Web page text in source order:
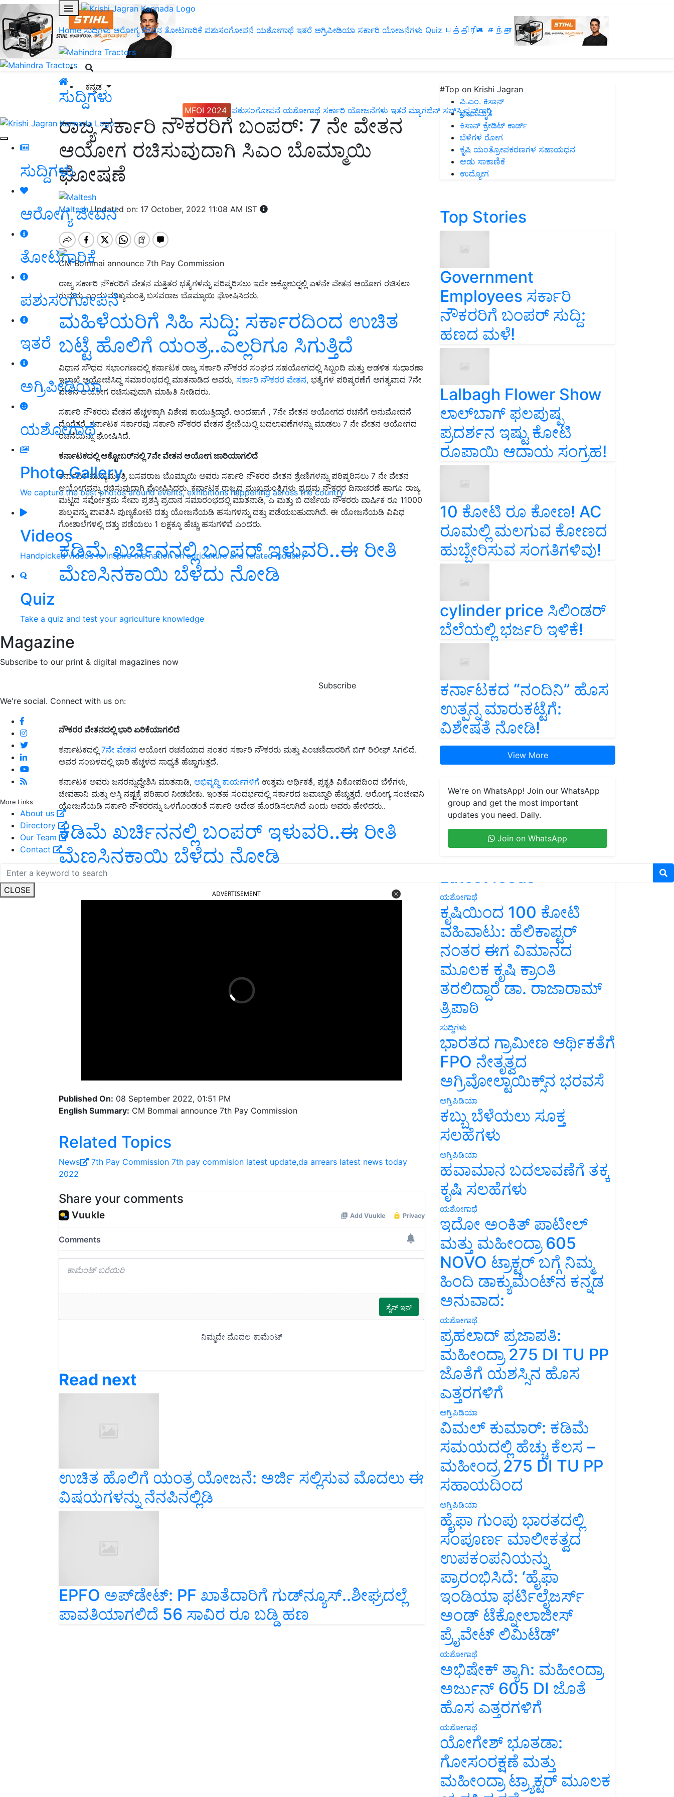
Home ಸುದ್ದಿಗಳು ಆರೋಗ್ಯ ಜೀವನ ತೋಟಗಾರಿಕೆ ಪಶುಸಂಗೋಪನೆ ಯಶೋಗಾಥೆ ಇತರೆ ಅಗ್ರಿಪೀಡಿಯಾ ಸರ್ಕಾರಿ ಯೋಜನೆಗಳು Quiz பத்திரிகை சந்தா
ಕನ್ನಡ
MFOI 2024 ಪಶುಸಂಗೋಪನೆ ಯಶೋಗಾಥೆ ಸರ್ಕಾರಿ ಯೋಜನೆಗಳು ಇತರೆ ಮ್ಯಾಗಜಿನ್‌ ಸಬ್‌ಸ್ಕ್ರಿಪ್ಷನ್‌ಗಾಗಿ
ಸುದ್ದಿಗಳು
ಆರೋಗ್ಯ ಜೀವನ
ತೋಟಗಾರಿಕೆ
ಪಶುಸಂಗೋಪನೆ
ಇತರೆ
ಅಗ್ರಿಪೀಡಿಯಾ
ಯಶೋಗಾಥೆ
Photo Gallery
We capture the best photos around events, exhibitions happening across the country
Videos
Handpicked videos to inspire the nation on agriculture and related industry
Quiz
Take a quiz and test your agriculture knowledge
Magazine
Subscribe to our print & digital magazines now
Subscribe
We're social. Connect with us on:
More Links
About us
Directory
Our Team
Contact
CLOSE
ಸುದ್ದಿಗಳು
ರಾಜ್ಯ ಸರ್ಕಾರಿ ನೌಕರರಿಗೆ ಬಂಪರ್‌: 7 ನೇ ವೇತನ
ಆಯೋಗ ರಚಿಸುವುದಾಗಿ ಸಿಎಂ ಬೊಮ್ಮಾಯಿ
ಘೋಷಣೆ
MalteshUpdated on: 17 October, 2022 11:08 AM IST
CM Bommai announce 7th Pay Commission
ರಾಜ್ಯ ಸರ್ಕಾರಿ ನೌಕರರಿಗೆ ವೇತನ ಮತ್ತಿತರ ಭತ್ಯೆಗಳನ್ನು ಪರಿಷ್ಕರಿಸಲು ಇದೇ ಅಕ್ಟೋಬರ್‍ನಲ್ಲಿ ಏಳನೇ ವೇತನ ಆಯೋಗ ರಚಿಸಲಾ
ಗುವುದು ಎಂದು ಮುಖ್ಯಮಂತ್ರಿ ಬಸವರಾಜ ಬೊಮ್ಮಾಯಿ ಘೋಷಿಸಿದರು.
ಮಹಿಳೆಯರಿಗೆ ಸಿಹಿ ಸುದ್ದಿ: ಸರ್ಕಾರದಿಂದ ಉಚಿತ
ಬಟ್ಟೆ ಹೊಲಿಗೆ ಯಂತ್ರ..ಎಲ್ಲರಿಗೂ ಸಿಗುತ್ತಿದೆ
ವಿಧಾನ ಸೌಧದ ಸಭಾಂಗಣದಲ್ಲಿ ಕರ್ನಾಟಕ ರಾಜ್ಯ ಸರ್ಕಾರಿ ನೌಕರರ ಸಂಘದ ಸಹಯೋಗದಲ್ಲಿ ಸಿಬ್ಬಂದಿ ಮತ್ತು ಆಡಳಿತ ಸುಧಾರಣಾ
ಇಲಾಖೆ ಆಯೋಜಿಸಿದ್ದ ಸಮಾರಂಭದಲ್ಲಿ ಮಾತನಾಡಿದ ಅವರು, ಸರ್ಕಾರಿ ನೌಕರರ ವೇತನ, ಭತ್ಯೆಗಳ ಪರಿಷ್ಕರಣೆಗೆ ಅಗತ್ಯವಾದ 7ನೇ
ವೇತನ ಆಯೋಗ ರಚಿಸುವುದಾಗಿ ಮಾಹಿತಿ ನೀಡಿದರು.
ಸರ್ಕಾರಿ ನೌಕರರು ವೇತನ ಹೆಚ್ಚಳಕ್ಕಾಗಿ ವಿಶೇಷ ಕಾಯುತ್ತಿದ್ದಾರೆ. ಅಂದಹಾಗೆ , 7ನೇ ವೇತನ ಆಯೋಗದ ರಚನೆಗೆ ಅನುಮೋದನೆ
ದೊರೆತರೆ, ಕರ್ನಾಟಕ ಸರ್ಕಾರವು ಸರ್ಕಾರಿ ನೌಕರರ ವೇತನ ಶ್ರೇಣಿಯಲ್ಲಿ ಬದಲಾವಣೆಗಳನ್ನು ಮಾಡಲು 7 ನೇ ವೇತನ ಆಯೋಗದ
ರಚನೆಯನ್ನು ಘೋಷಿಸಿದೆ.
ಕರ್ನಾಟಕದಲ್ಲಿ ಅಕ್ಟೋಬರ್‌ನಲ್ಲಿ 7ನೇ ವೇತನ ಆಯೋಗ ಜಾರಿಯಾಗಲಿದೆ
ಕರ್ನಾಟಕ ಮುಖ್ಯಮಂತ್ರಿ ಬಸವರಾಜ ಬೊಮ್ಮಾಯಿ ಅವರು ಸರ್ಕಾರಿ ನೌಕರರ ವೇತನ ಶ್ರೇಣಿಗಳನ್ನು ಪರಿಷ್ಕರಿಸಲು 7 ನೇ ವೇತನ
ಆಯೋಗವನ್ನು ರಚಿಸುವುದಾಗಿ ಘೋಷಿಸಿದರು. ಕರ್ನಾಟಕ ರಾಜ್ಯದ ಮುಖ್ಯಮಂತ್ರಿಗಳು ಪ್ರಥಮ ನೌಕರರ ದಿನಾಚರಣೆ ಹಾಗೂ ರಾಜ್ಯ
ಮಟ್ಟದ ಸರ್ವೋತ್ತಮ ಸೇವಾ ಪ್ರಶಸ್ತಿ ಪ್ರದಾನ ಸಮಾರಂಭದಲ್ಲಿ ಮಾತನಾಡಿ, ಎ ಮತ್ತು ಬಿ ದರ್ಜೆಯ ನೌಕರರು ವಾರ್ಷಿಕ ರೂ 11000
ಶುಲ್ಕವನ್ನು ಪಾವತಿಸಿ ಪುಣ್ಯಕೋಟಿ ದತ್ತು ಯೋಜನೆಯಡಿ ಹಸುಗಳನ್ನು ದತ್ತು ಪಡೆಯಬಹುದಾಗಿದೆ. ಈ ಯೋಜನೆಯಡಿ ವಿವಿಧ
ಗೋಶಾಲೆಗಳಲ್ಲಿ ದತ್ತು ಪಡೆಯಲು 1 ಲಕ್ಷಕ್ಕೂ ಹೆಚ್ಚು ಹಸುಗಳಿವೆ ಎಂದರು.
ಕಡಿಮೆ ಖರ್ಚಿನನಲ್ಲಿ ಬಂಪರ್‌ ಇಳುವರಿ..ಈ ರೀತಿ
ಮೆಣಸಿನಕಾಯಿ ಬೆಳೆದು ನೋಡಿ
ನೌಕರರ ವೇತನದಲ್ಲಿ ಭಾರಿ ಏರಿಕೆಯಾಗಲಿದೆ
ಕರ್ನಾಟಕದಲ್ಲಿ 7ನೇ ವೇತನ ಆಯೋಗ ರಚನೆಯಾದ ನಂತರ ಸರ್ಕಾರಿ ನೌಕರರು ಮತ್ತು ಪಿಂಚಣಿದಾರರಿಗೆ ಬಿಗ್ ರಿಲೀಫ್ ಸಿಗಲಿದೆ.
ಅವರ ಸಂಬಳದಲ್ಲಿ ಭಾರಿ ಹೆಚ್ಚಳದ ಸಾಧ್ಯತೆ ಹೆಚ್ಚಾಗುತ್ತದೆ.
ಕರ್ನಾಟಕ ಅವರು ಜನರನ್ನುದ್ದೇಶಿಸಿ ಮಾತನಾಡಿ, ಅಭಿವೃದ್ಧಿ ಕಾರ್ಯಗಳಿಗೆ ಉತ್ತಮ ಆರ್ಥಿಕತೆ, ಪ್ರಕೃತಿ ವಿಕೋಪದಿಂದ ಬೆಳೆಗಳು,
ಜೀವಹಾನಿ ಮತ್ತು ಆಸ್ತಿ ನಷ್ಟಕ್ಕೆ ಪರಿಹಾರ ನೀಡಬೇಕು. ಇಂತಹ ಸಂದರ್ಭದಲ್ಲಿ ಸರ್ಕಾರದ ಜವಾಬ್ದಾರಿ ಹೆಚ್ಚುತ್ತದೆ. ಆರೋಗ್ಯ ಸಂಜೀವನಿ
ಯೋಜನೆಯಡಿ ಸರ್ಕಾರಿ ನೌಕರರನ್ನು ಒಳಗೊಂಡಂತೆ ಸರ್ಕಾರಿ ಆದೇಶ ಹೊರಡಿಸಲಾಗಿದೆ ಎಂದು ಅವರು ಹೇಳಿದರು..
ಕಡಿಮೆ ಖರ್ಚಿನನಲ್ಲಿ ಬಂಪರ್‌ ಇಳುವರಿ..ಈ ರೀತಿ
ಮೆಣಸಿನಕಾಯಿ ಬೆಳೆದು ನೋಡಿ
English Summary:CM Bommai announce 7th Pay Commission
Related Topics
News 7th Pay Commission
2022
ಉಚಿತ ಹೊಲಿಗೆ ಯಂತ್ರ ಯೋಜನೆ: ಅರ್ಜಿ ಸಲ್ಲಿಸುವ ಮೊದಲು ಈ
ವಿಷಯಗಳನ್ನು ನೆನಪಿನಲ್ಲಿಡಿ
EPFO ಅಪ್‌ಡೇಟ್: PF ಖಾತೆದಾರಿಗೆ ಗುಡ್‌ನ್ಯೂಸ್‌..ಶೀಘ್ರದಲ್ಲೆ
ಪಾವತಿಯಾಗಲಿದೆ 56 ಸಾವಿರ ರೂ ಬಡ್ಡಿ ಹಣ
#Top on Krishi Jagran
ಪಿ.ಎಂ. ಕಿಸಾನ್
ಜೀವಾಮೃತ
ಕಿಸಾನ್ ಕ್ರೇಡಿಟ್ ಕಾರ್ಡ್
ಬೆಳೆಗಳ ರೋಗ
ಕೃಷಿ ಯಂತ್ರೋಪಕರಣಗಳ ಸಹಾಯಧನ
ಆಡು ಸಾಕಾಣಿಕೆ
ಉದ್ಯೋಗ
Top Stories
Government
Employees ಸರ್ಕಾರಿ
ನೌಕರರಿಗೆ ಬಂಪರ್‌ ಸುದ್ದಿ:
ಹಣದ ಮಳೆ!
Lalbagh Flower Show
ಲಾಲ್‌ಬಾಗ್ ಫಲಪುಷ್ಪ
ಪ್ರದರ್ಶನ ಇಷ್ಟು ಕೋಟಿ
ರೂಪಾಯಿ ಆದಾಯ ಸಂಗ್ರಹ!
10 ಕೋಟಿ ರೂ ಕೋಣ! AC
ರೂಮಲ್ಲಿ ಮಲಗುವ ಕೋಣದ
ಹುಬ್ಬೇರಿಸುವ ಸಂಗತಿಗಳಿವು!
cylinder price ಸಿಲಿಂಡರ್‌
ಬೆಲೆಯಲ್ಲಿ ಭರ್ಜರಿ ಇಳಿಕೆ!
ಕರ್ನಾಟಕದ “ನಂದಿನಿ” ಹೊಸ
ಉತ್ಪನ್ನ ಮಾರುಕಟ್ಟೆಗೆ:
ವಿಶೇಷತೆ ನೋಡಿ!
View More
We're on WhatsApp! Join our WhatsApp
group and get the most important
updates you need. Daily.
Join on WhatsApp
Latest feeds
ಯಶೋಗಾಥೆ
ಕೃಷಿಯಿಂದ 100 ಕೋಟಿ
ವಹಿವಾಟು: ಹೆಲಿಕಾಪ್ಟರ್
ನಂತರ ಈಗ ವಿಮಾನದ
ಮೂಲಕ ಕೃಷಿ ಕ್ರಾಂತಿ
ತರಲಿದ್ದಾರೆ ಡಾ. ರಾಜಾರಾಮ್
ತ್ರಿಪಾಠಿ
ಸುದ್ದಿಗಳು
ಭಾರತದ ಗ್ರಾಮೀಣ ಆರ್ಥಿಕತೆಗೆ
FPO ನೇತೃತ್ವದ
ಅಗ್ರಿವೋಲ್ಟಾಯಿಕ್ಸ್‌ನ ಭರವಸೆ
ಅಗ್ರಿಪಿಡಿಯಾ
ಕಬ್ಬು ಬೆಳೆಯಲು ಸೂಕ್ತ
ಸಲಹೆಗಳು
ಅಗ್ರಿಪಿಡಿಯಾ
ಹವಾಮಾನ ಬದಲಾವಣೆಗೆ ತಕ್ಕ
ಕೃಷಿ ಸಲಹೆಗಳು
ಯಶೋಗಾಥೆ
ಇದೋ ಅಂಕಿತ್ ಪಾಟೀಲ್
ಮತ್ತು ಮಹೀಂದ್ರಾ 605
NOVO ಟ್ರಾಕ್ಟರ್ ಬಗ್ಗೆ ನಿಮ್ಮ
ಹಿಂದಿ ಡಾಕ್ಯುಮೆಂಟ್‌ನ ಕನ್ನಡ
ಅನುವಾದ:
ಯಶೋಗಾಥೆ
ಪ್ರಹಲಾದ್ ಪ್ರಜಾಪತಿ:
ಮಹೀಂದ್ರಾ 275 DI TU PP
ಜೊತೆಗೆ ಯಶಸ್ಸಿನ ಹೊಸ
ಎತ್ತರಗಳಿಗೆ
ಅಗ್ರಿಪಿಡಿಯಾ
ವಿಮಲ್ ಕುಮಾರ್: ಕಡಿಮೆ
ಸಮಯದಲ್ಲಿ ಹೆಚ್ಚು ಕೆಲಸ –
ಮಹೀಂದ್ರ 275 DI TU PP
ಸಹಾಯದಿಂದ
ಅಗ್ರಿಪಿಡಿಯಾ
ಹೈಫಾ ಗುಂಪು ಭಾರತದಲ್ಲಿ
ಸಂಪೂರ್ಣ ಮಾಲೀಕತ್ವದ
ಉಪಕಂಪನಿಯನ್ನು
ಪ್ರಾರಂಭಿಸಿದೆ: ‘ಹೈಫಾ
ಇಂಡಿಯಾ ಫರ್ಟಿಲೈಜರ್ಸ್
ಅಂಡ್ ಟೆಕ್ನೋಲಾಜೀಸ್
ಪ್ರೈವೇಟ್ ಲಿಮಿಟೆಡ್’
ಯಶೋಗಾಥೆ
ಅಭಿಷೇಕ್ ತ್ಯಾಗಿ: ಮಹೀಂದ್ರಾ
ಅರ್ಜುನ್ 605 DI ಜೊತೆ
ಹೊಸ ಎತ್ತರಗಳಿಗೆ
ಯಶೋಗಾಥೆ
ಯೋಗೇಶ್ ಭೂತಡಾ:
ಗೋಸಂರಕ್ಷಣೆ ಮತ್ತು
ಮಹೀಂದ್ರಾ ಟ್ರ್ಯಾಕ್ಟರ್ ಮೂಲಕ